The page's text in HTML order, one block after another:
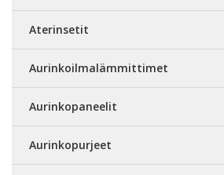
Aterinsetit
Aurinkoilmalämmittimet
Aurinkopaneelit
Aurinkopurjeet